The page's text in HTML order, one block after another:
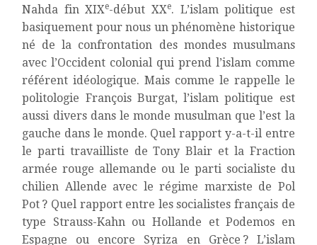
Nahda fin XIXe-début XXe. L’islam politique est
basiquement pour nous un phénomène historique
né de la confrontation des mondes musulmans
avec l’Occident colonial qui prend l’islam comme
référent idéologique. Mais comme le rappelle le
politologie François Burgat, l’islam politique est
aussi divers dans le monde musulman que l’est la
gauche dans le monde. Quel rapport y-a-t-il entre
le parti travailliste de Tony Blair et la Fraction
armée rouge allemande ou le parti socialiste du
chilien Allende avec le régime marxiste de Pol
Pot ? Quel rapport entre les socialistes français de
type Strauss-Kahn ou Hollande et Podemos en
Espagne ou encore Syriza en Grèce ? L’islam